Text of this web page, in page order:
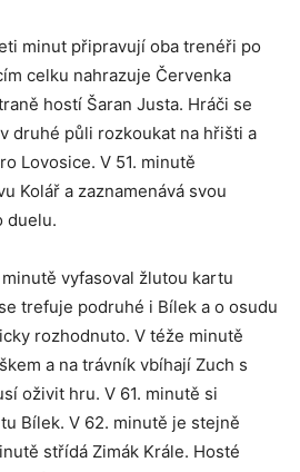
minut připravují oba trenéři po
celku nahrazuje Červenka
hostí Šaran Justa. Hráči se
druhé půli rozkoukat na hřišti a
Lovosice. V 51. minutě
Kolář a zaznamenává svou
duelu.
vyfasoval žlutou kartu
trefuje podruhé i Bílek a o osudu
rozhodnuto. V téže minutě
a na trávník vbíhají Zuch s
oživit hru. V 61. minutě si
Bílek. V 62. minutě je stejně
střídá Zimák Krále. Hosté